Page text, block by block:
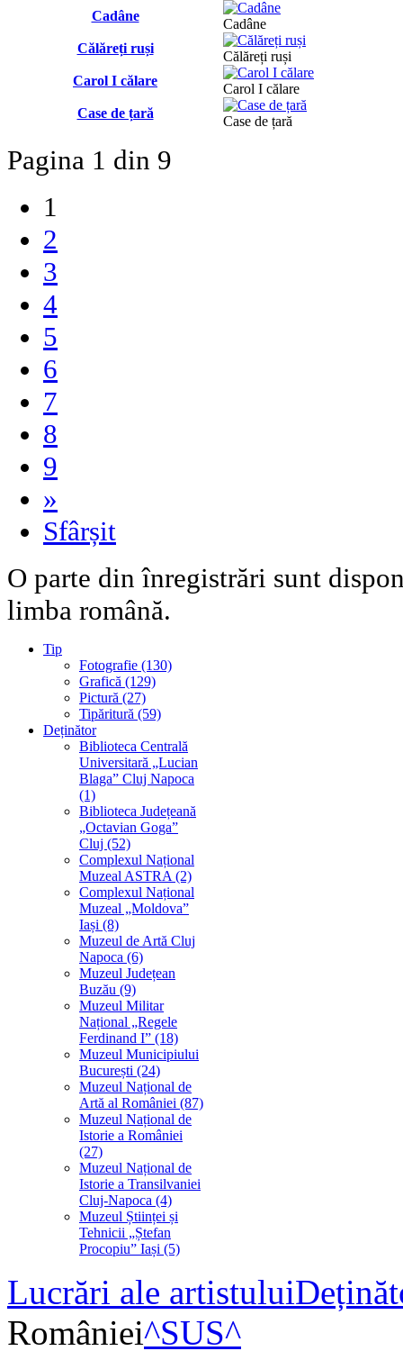
Cadâne
Cadâne
Călăreți ruși
Călăreți ruși
Carol I călare
Carol I călare
Case de țară
Case de țară
Pagina 1 din 9
1
2
3
4
5
6
7
8
9
»
Sfârșit
O parte din înregistrări sunt
limba română.
Tip
Fotografie (130)
Grafică (129)
Pictură (27)
Tipăritură (59)
Deținător
Biblioteca Centrală
Universitară „Lucian
Blaga” Cluj Napoca
(1)
Biblioteca Județeană
„Octavian Goga”
Cluj (52)
Complexul Național
Muzeal ASTRA (2)
Complexul Național
Muzeal „Moldova”
Iași (8)
Muzeul de Artă Cluj
Napoca (6)
Muzeul Județean
Buzău (9)
Muzeul Militar
Național „Regele
Ferdinand I” (18)
Muzeul Municipiului
București (24)
Muzeul Național de
Artă al României (87)
Muzeul Național de
Istorie a României
(27)
Muzeul Național de
Istorie a Transilvaniei
Cluj-Napoca (4)
Muzeul Științei și
Tehnicii „Ștefan
Procopiu” Iași (5)
Lucrări ale artistului
României^SUS^